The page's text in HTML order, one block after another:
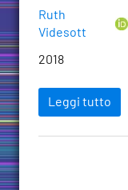
Ruth
Videsott
2018
Leggi tutto